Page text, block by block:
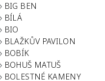
BIG BEN
BÍLÁ
BIO
BLAŽKŮV PAVILON
BOBÍK
BOHUŠ MATUŠ
BOLESTNÉ KAMENY